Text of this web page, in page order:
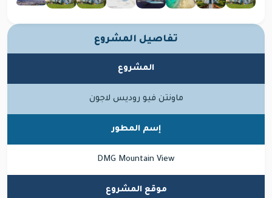
تفاصيل المشروع
المشروع
ماونتن فيو روديس لاجون
إسم المطور
DMG Mountain View
موقع المشروع